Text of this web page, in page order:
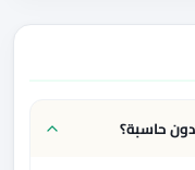
حاسبة؟